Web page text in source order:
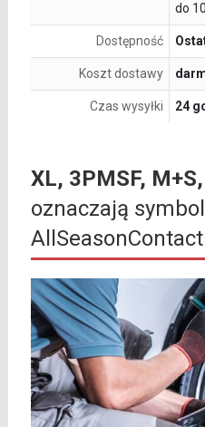
do
Dostępność
Koszt dostawy
Czas wysyłki 24
XL, 3PMSF,
oznaczają